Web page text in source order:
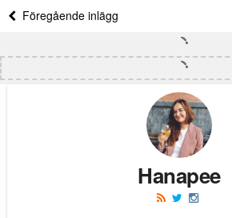
Föregående inlägg
Hanapee